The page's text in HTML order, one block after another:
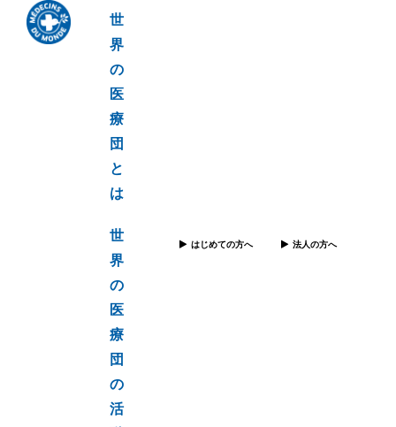
世
界
の
医
療
団
と
は
世
界
の
医
療
団
の
活
はじめての方へ 法人の方へ